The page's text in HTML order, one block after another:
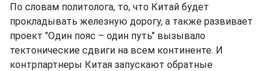
По словам политолога, то, что Китай будет
прокладывать железную дорогу, а также развивает
проект "Один пояс – один путь" вызывало
тектонические сдвиги на всем континенте. И
контрпартнеры Китая запускают обратные